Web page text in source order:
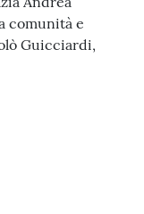
comunità e
Guicciardi,